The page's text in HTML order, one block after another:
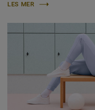
LES MER